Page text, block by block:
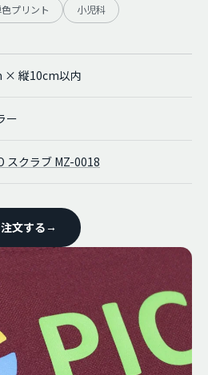
プリント 小児科
× 縦10cm以内
ー
スクラブ MZ-0018
文する →